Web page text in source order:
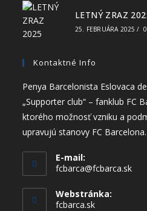
LETNÝ ZRAZ
25. FEBRUÁRA 2025 /
Kontaktné Info
Penya Barcelonista Eslovaca
„Supporter club“ – fanklub FC
ktorého možnosť vzniku a
upravujú stanovy FC Barcelona.
E-mail:
fcbarca@fcbarca.sk
Webstránka:
fcbarca.sk